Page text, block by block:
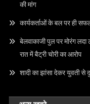
की मांग
कार्यकर्ताओं के बल पर ही
बेलवाकाजी पुल पर मोरंग
रात में बैट्री चोरी का आरोप
शादी का झांसा देकर युवती से